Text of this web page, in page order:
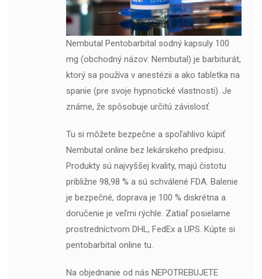
Nembutal Pentobarbital sodný kapsuly 100
mg (obchodný názov: Nembutal) je barbiturát,
ktorý sa používa v anestézii a ako tabletka na
spanie (pre svoje hypnotické vlastnosti). Je
známe, že spôsobuje určitú závislosť.
Tu si môžete bezpečne a spoľahlivo kúpiť
Nembutal online bez lekárskeho predpisu.
Produkty sú najvyššej kvality, majú čistotu
približne 98,98 % a sú schválené FDA. Balenie
je bezpečné, doprava je 100 % diskrétna a
doručenie je veľmi rýchle. Zatiaľ posielame
prostredníctvom DHL, FedEx a UPS. Kúpte si
pentobarbital online tu.
Na objednanie od nás NEPOTREBUJETE